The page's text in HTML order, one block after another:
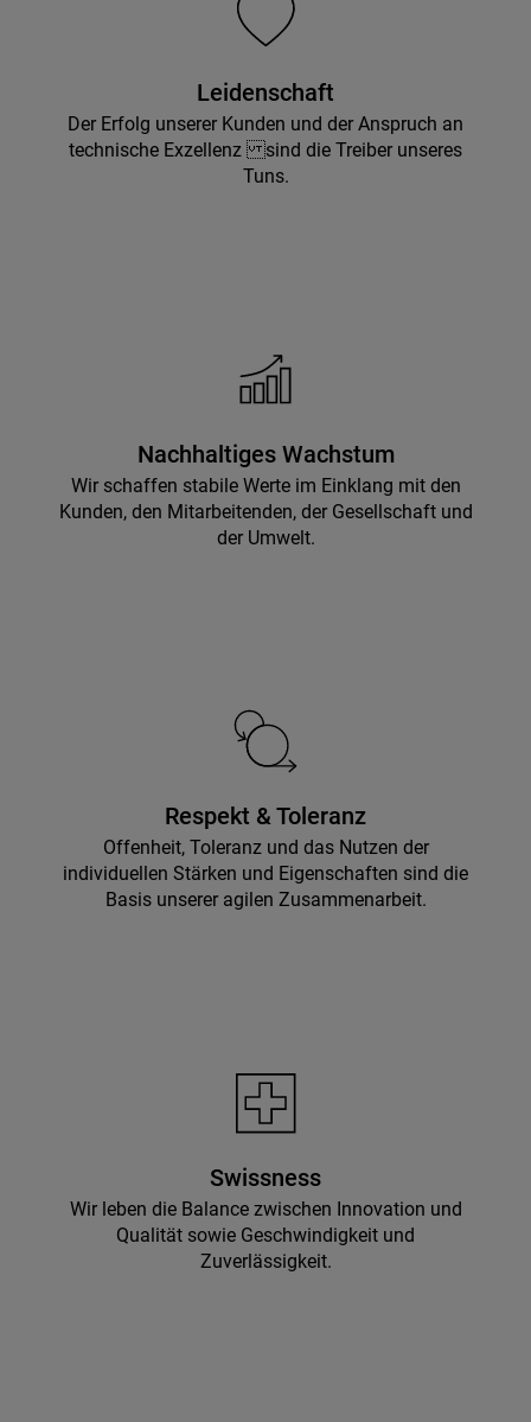
Leidenschaft
Der Erfolg unserer Kunden und der Anspruch an
technische Exzellenz sind die Treiber unseres
Tuns.
Nachhaltiges Wachstum
Wir schaffen stabile Werte im Einklang mit den
Kunden, den Mitarbeitenden, der Gesellschaft und
der Umwelt.
Respekt & Toleranz
Offenheit, Toleranz und das Nutzen der
individuellen Stärken und Eigenschaften sind die
Basis unserer agilen Zusammenarbeit.
Swissness
Wir leben die Balance zwischen Innovation und
Qualität sowie Geschwindigkeit und
Zuverlässigkeit.